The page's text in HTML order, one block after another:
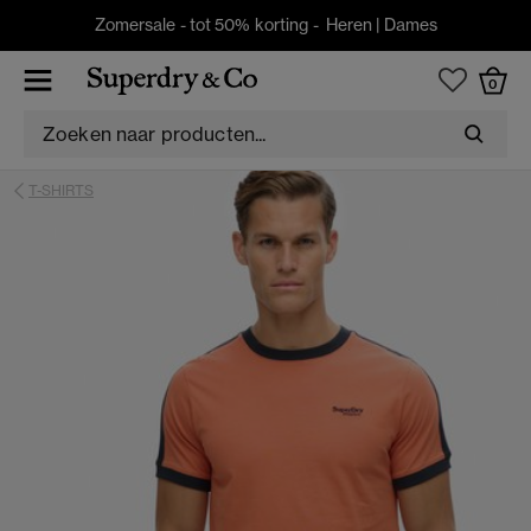
Zomersale - tot 50% korting - Heren | Dames
0
T-SHIRTS